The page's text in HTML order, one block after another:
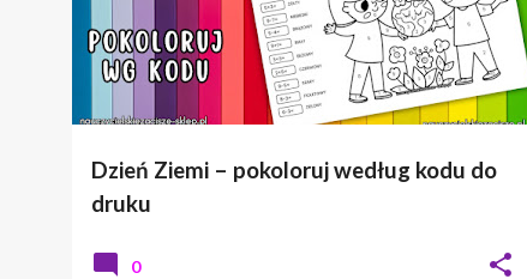
Dzień Ziemi – pokoloruj według kodu do
druku
0